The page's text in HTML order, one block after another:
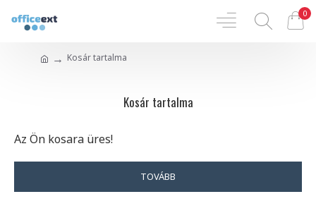
0
Kosár tartalma
Kosár tartalma
Az Ön kosara üres!
TOVÁBB